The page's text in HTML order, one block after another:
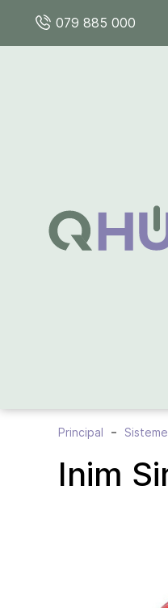
079 885 000
Principal
Inim